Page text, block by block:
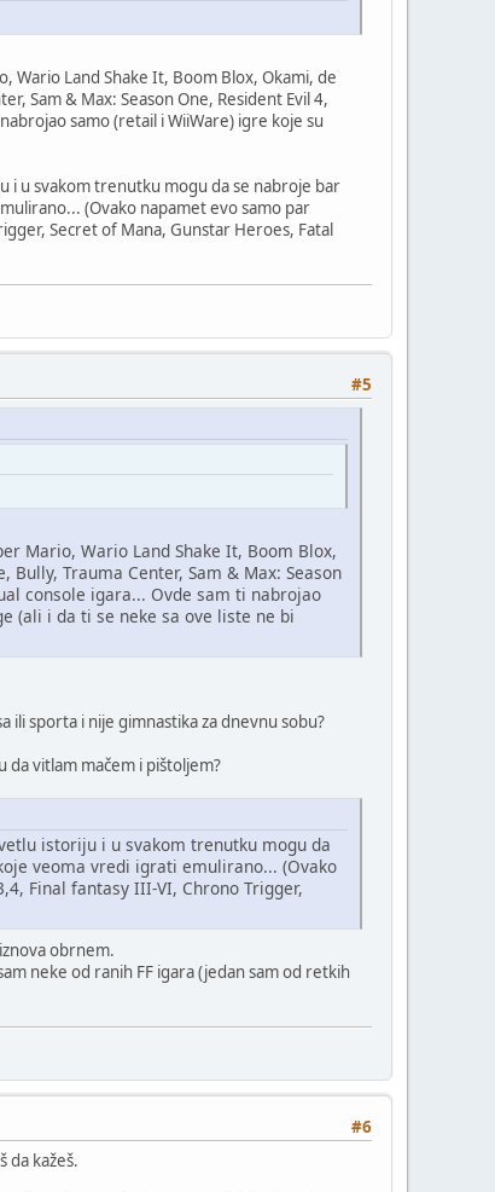
Wario Land Shake It, Boom Blox, Okami, de
Sam & Max: Season One, Resident Evil 4,
samo (retail i WiiWare) igre koje su
i u svakom trenutku mogu da se nabroje bar
(Ovako napamet evo samo par
Secret of Mana, Gunstar Heroes, Fatal
#5
Mario, Wario Land Shake It, Boom Blox,
Trauma Center, Sam & Max: Season
console igara... Ovde sam ti nabrojao
(ali i da ti se neke sa ove liste ne bi
ili sporta i nije gimnastika za dnevnu sobu?
da vitlam mačem i pištoljem?
istoriju i u svakom trenutku mogu da
veoma vredi igrati emulirano... (Ovako
Final fantasy III-VI, Chrono Trigger,
obrnem.
neke od ranih FF igara (jedan sam od retkih
#6
da kažeš.